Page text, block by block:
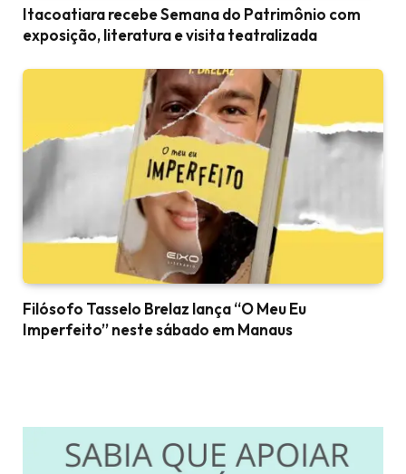
Itacoatiara recebe Semana do Patrimônio com
exposição, literatura e visita teatralizada
Filósofo Tasselo Brelaz lança “O Meu Eu
Imperfeito” neste sábado em Manaus